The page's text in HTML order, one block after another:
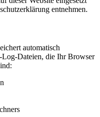
entnehmen.
automatisch
Log-Dateien, die Ihr Browser